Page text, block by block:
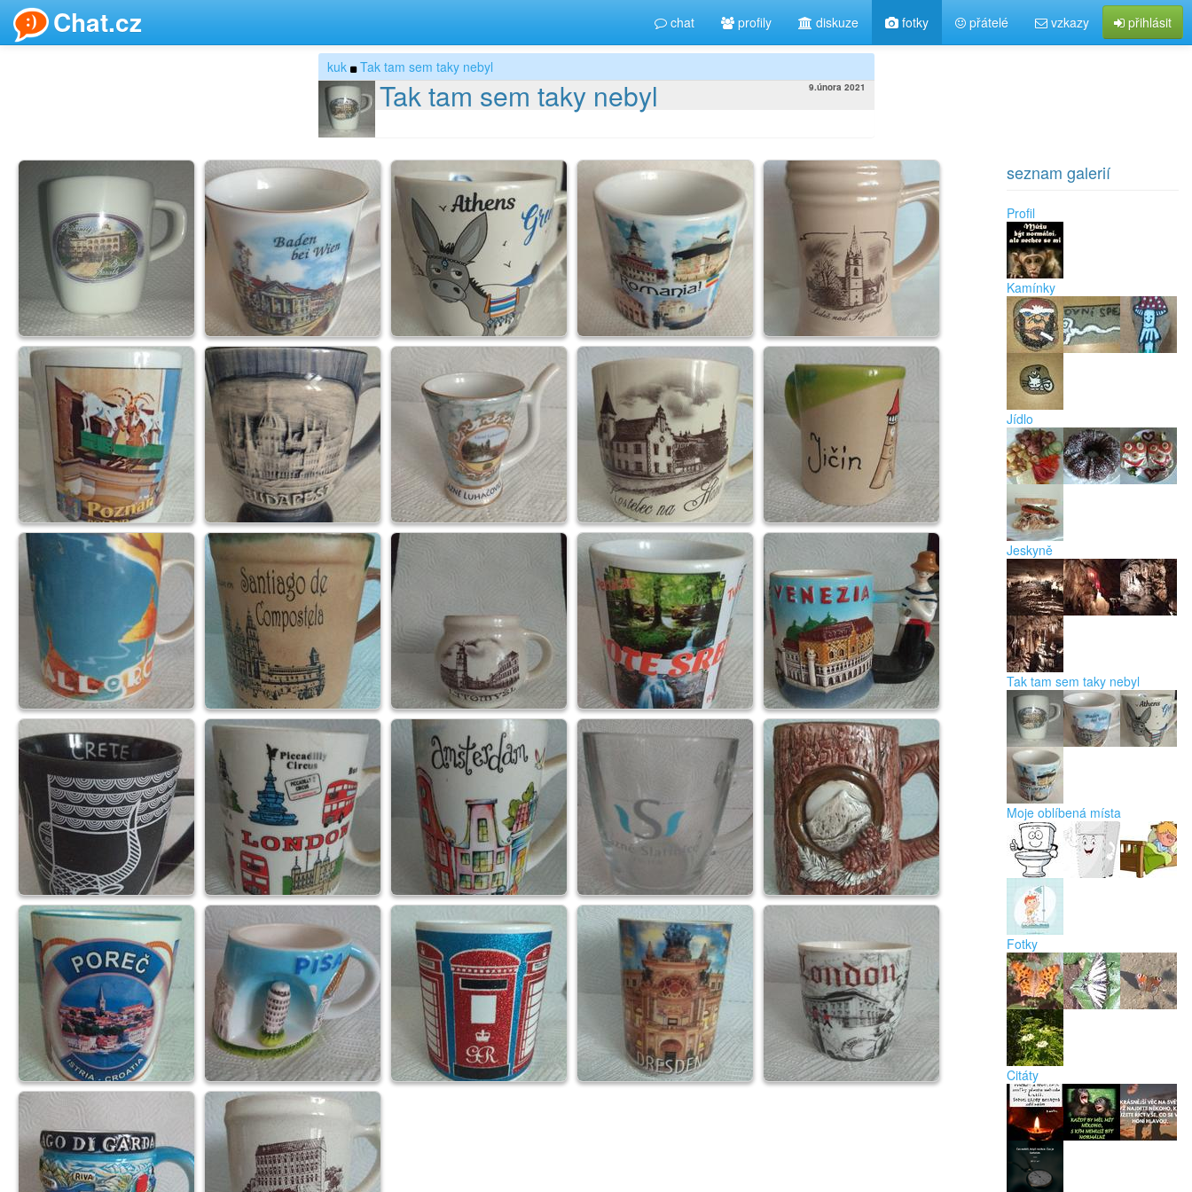
Chat.cz chat profily diskuze fotky přátelé vzkazy přihlásit
kuk Tak tam sem taky nebyl
9.února 2021
Tak tam sem taky nebyl
seznam galerií
Profil
Kamínky
Jídlo
Jeskyně
Tak tam sem taky nebyl
Moje oblíbená místa
Fotky
Citáty